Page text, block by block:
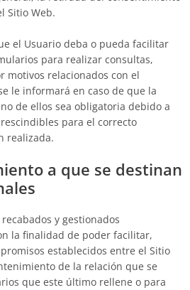
Sitio Web.
el Usuario deba o pueda facilitar
para realizar consultas,
motivos relacionados con el
le informará en caso de que la
de ellos sea obligatoria debido a
para el correcto
realizada.
a que se destinan
y gestionados
la finalidad de poder facilitar,
establecidos entre el Sitio
de la relación que se
que este último rellene o para